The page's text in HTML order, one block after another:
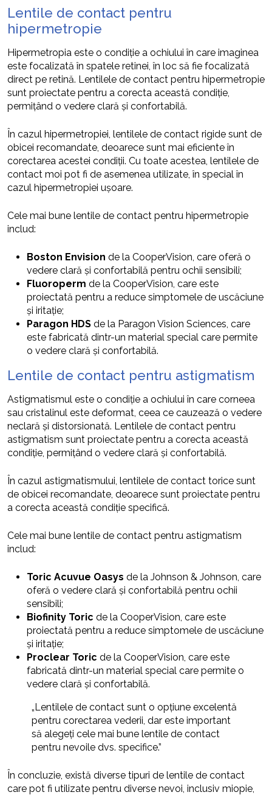
Lentile de contact pentru
hipermetropie
Hipermetropia este o condiție a ochiului în care imaginea
este focalizată în spatele retinei, în loc să fie focalizată
direct pe retină. Lentilele de contact pentru hipermetropie
sunt proiectate pentru a corecta această condiție,
permițând o vedere clară și confortabilă.
În cazul hipermetropiei, lentilele de contact rigide sunt de
obicei recomandate, deoarece sunt mai eficiente în
corectarea acestei condiții. Cu toate acestea, lentilele de
contact moi pot fi de asemenea utilizate, în special în
cazul hipermetropiei ușoare.
Cele mai bune lentile de contact pentru hipermetropie
includ:
Boston Envision de la CooperVision, care oferă o
vedere clară și confortabilă pentru ochii sensibili;
Fluoroperm de la CooperVision, care este
proiectată pentru a reduce simptomele de uscăciune
și iritație;
Paragon HDS de la Paragon Vision Sciences, care
este fabricată dintr-un material special care permite
o vedere clară și confortabilă.
Lentile de contact pentru astigmatism
Astigmatismul este o condiție a ochiului în care corneea
sau cristalinul este deformat, ceea ce cauzează o vedere
neclară și distorsionată. Lentilele de contact pentru
astigmatism sunt proiectate pentru a corecta această
condiție, permițând o vedere clară și confortabilă.
În cazul astigmatismului, lentilele de contact torice sunt
de obicei recomandate, deoarece sunt proiectate pentru
a corecta această condiție specifică.
Cele mai bune lentile de contact pentru astigmatism
includ:
Toric Acuvue Oasys de la Johnson & Johnson, care
oferă o vedere clară și confortabilă pentru ochii
sensibili;
Biofinity Toric de la CooperVision, care este
proiectată pentru a reduce simptomele de uscăciune
și iritație;
Proclear Toric de la CooperVision, care este
fabricată dintr-un material special care permite o
vedere clară și confortabilă.
„Lentilele de contact sunt o opțiune excelentă
pentru corectarea vederii, dar este important
să alegeți cele mai bune lentile de contact
pentru nevoile dvs. specifice.”
În concluzie, există diverse tipuri de lentile de contact
care pot fi utilizate pentru diverse nevoi, inclusiv miopie,